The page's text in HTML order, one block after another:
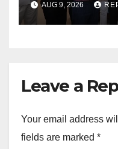
AUG 9, 2026
Leave a
Your email address
fields are marked *